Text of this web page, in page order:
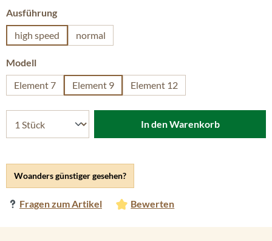
Woanders günstiger gesehen?
Fragen zum Artikel Bewerten
Ausführungauswählen
high speed
normal
Modellauswählen
Element 7
Element 9 Element 12
In den Warenkorb